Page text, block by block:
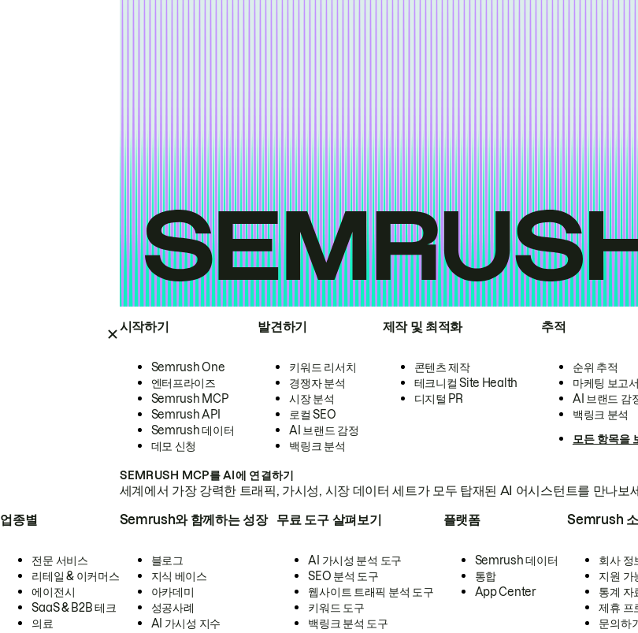
시작하기
Semrush One
엔터프라이즈
Semrush MCP
Semrush API
Semrush 데이터
데모 신청
발견하기
키워드 리서치
경쟁자 분석
시장 분석
로컬 SEO
AI 브랜드 감정
백링크 분석
제작 및 최적화
콘텐츠 제작
테크니컬 Site Health
디지털 PR
추적
순위 추적
마케팅 보고
AI 브랜드 감
백링크 분석
모든 항목을
SEMRUSH MCP를 AI에 연결하기
세계에서 가장 강력한 트래픽, 가시성, 시장 데이터 세트가 모두 탑재된 AI 어시스턴트를 만나보
업종별
전문 서비스
리테일 & 이커머스
에이전시
SaaS & B2B 테크
의료
Semrush와 함께하는 성장
블로그
지식 베이스
아카데미
성공사례
AI 가시성 지수
무료 도구 살펴보기
AI 가시성 분석 도구
SEO 분석 도구
웹사이트 트래픽 분석 도구
키워드 도구
백링크 분석 도구
플랫폼
Semrush 데이터
통합
App Center
Semrush
회사 정
지원 가
통계 자
제휴 프
문의하